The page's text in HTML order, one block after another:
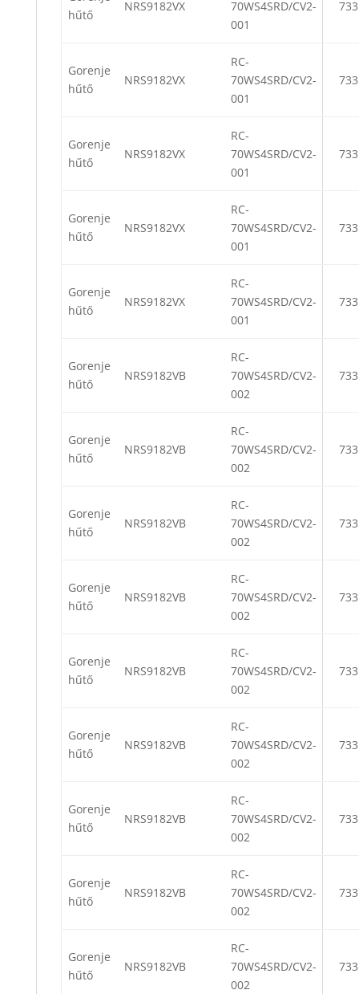
hűtő
NRS9182VX
70WS4SRD/CV2-
001
Gorenje
hűtő
NRS9182VX
RC-
70WS4SRD/CV2-
001
Gorenje
hűtő
NRS9182VX
RC-
70WS4SRD/CV2-
001
Gorenje
hűtő
NRS9182VX
RC-
70WS4SRD/CV2-
001
Gorenje
hűtő
NRS9182VX
RC-
70WS4SRD/CV2-
001
Gorenje
hűtő
NRS9182VB
RC-
70WS4SRD/CV2-
002
Gorenje
hűtő
NRS9182VB
RC-
70WS4SRD/CV2-
002
Gorenje
hűtő
NRS9182VB
RC-
70WS4SRD/CV2-
002
Gorenje
hűtő
NRS9182VB
RC-
70WS4SRD/CV2-
002
Gorenje
hűtő
NRS9182VB
RC-
70WS4SRD/CV2-
002
Gorenje
hűtő
NRS9182VB
RC-
70WS4SRD/CV2-
002
Gorenje
hűtő
NRS9182VB
RC-
70WS4SRD/CV2-
002
Gorenje
hűtő
NRS9182VB
RC-
70WS4SRD/CV2-
002
Gorenje
hűtő
NRS9182VB
RC-
70WS4SRD/CV2-
002